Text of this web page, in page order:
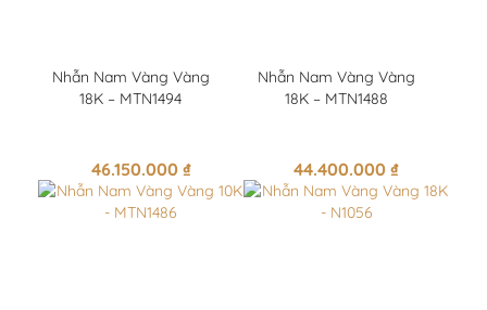
Nhẫn Nam Vàng Vàng
18K – MTN1494
46.150.000 ₫
Nhẫn Nam Vàng Vàng
18K – MTN1488
44.400.000 ₫